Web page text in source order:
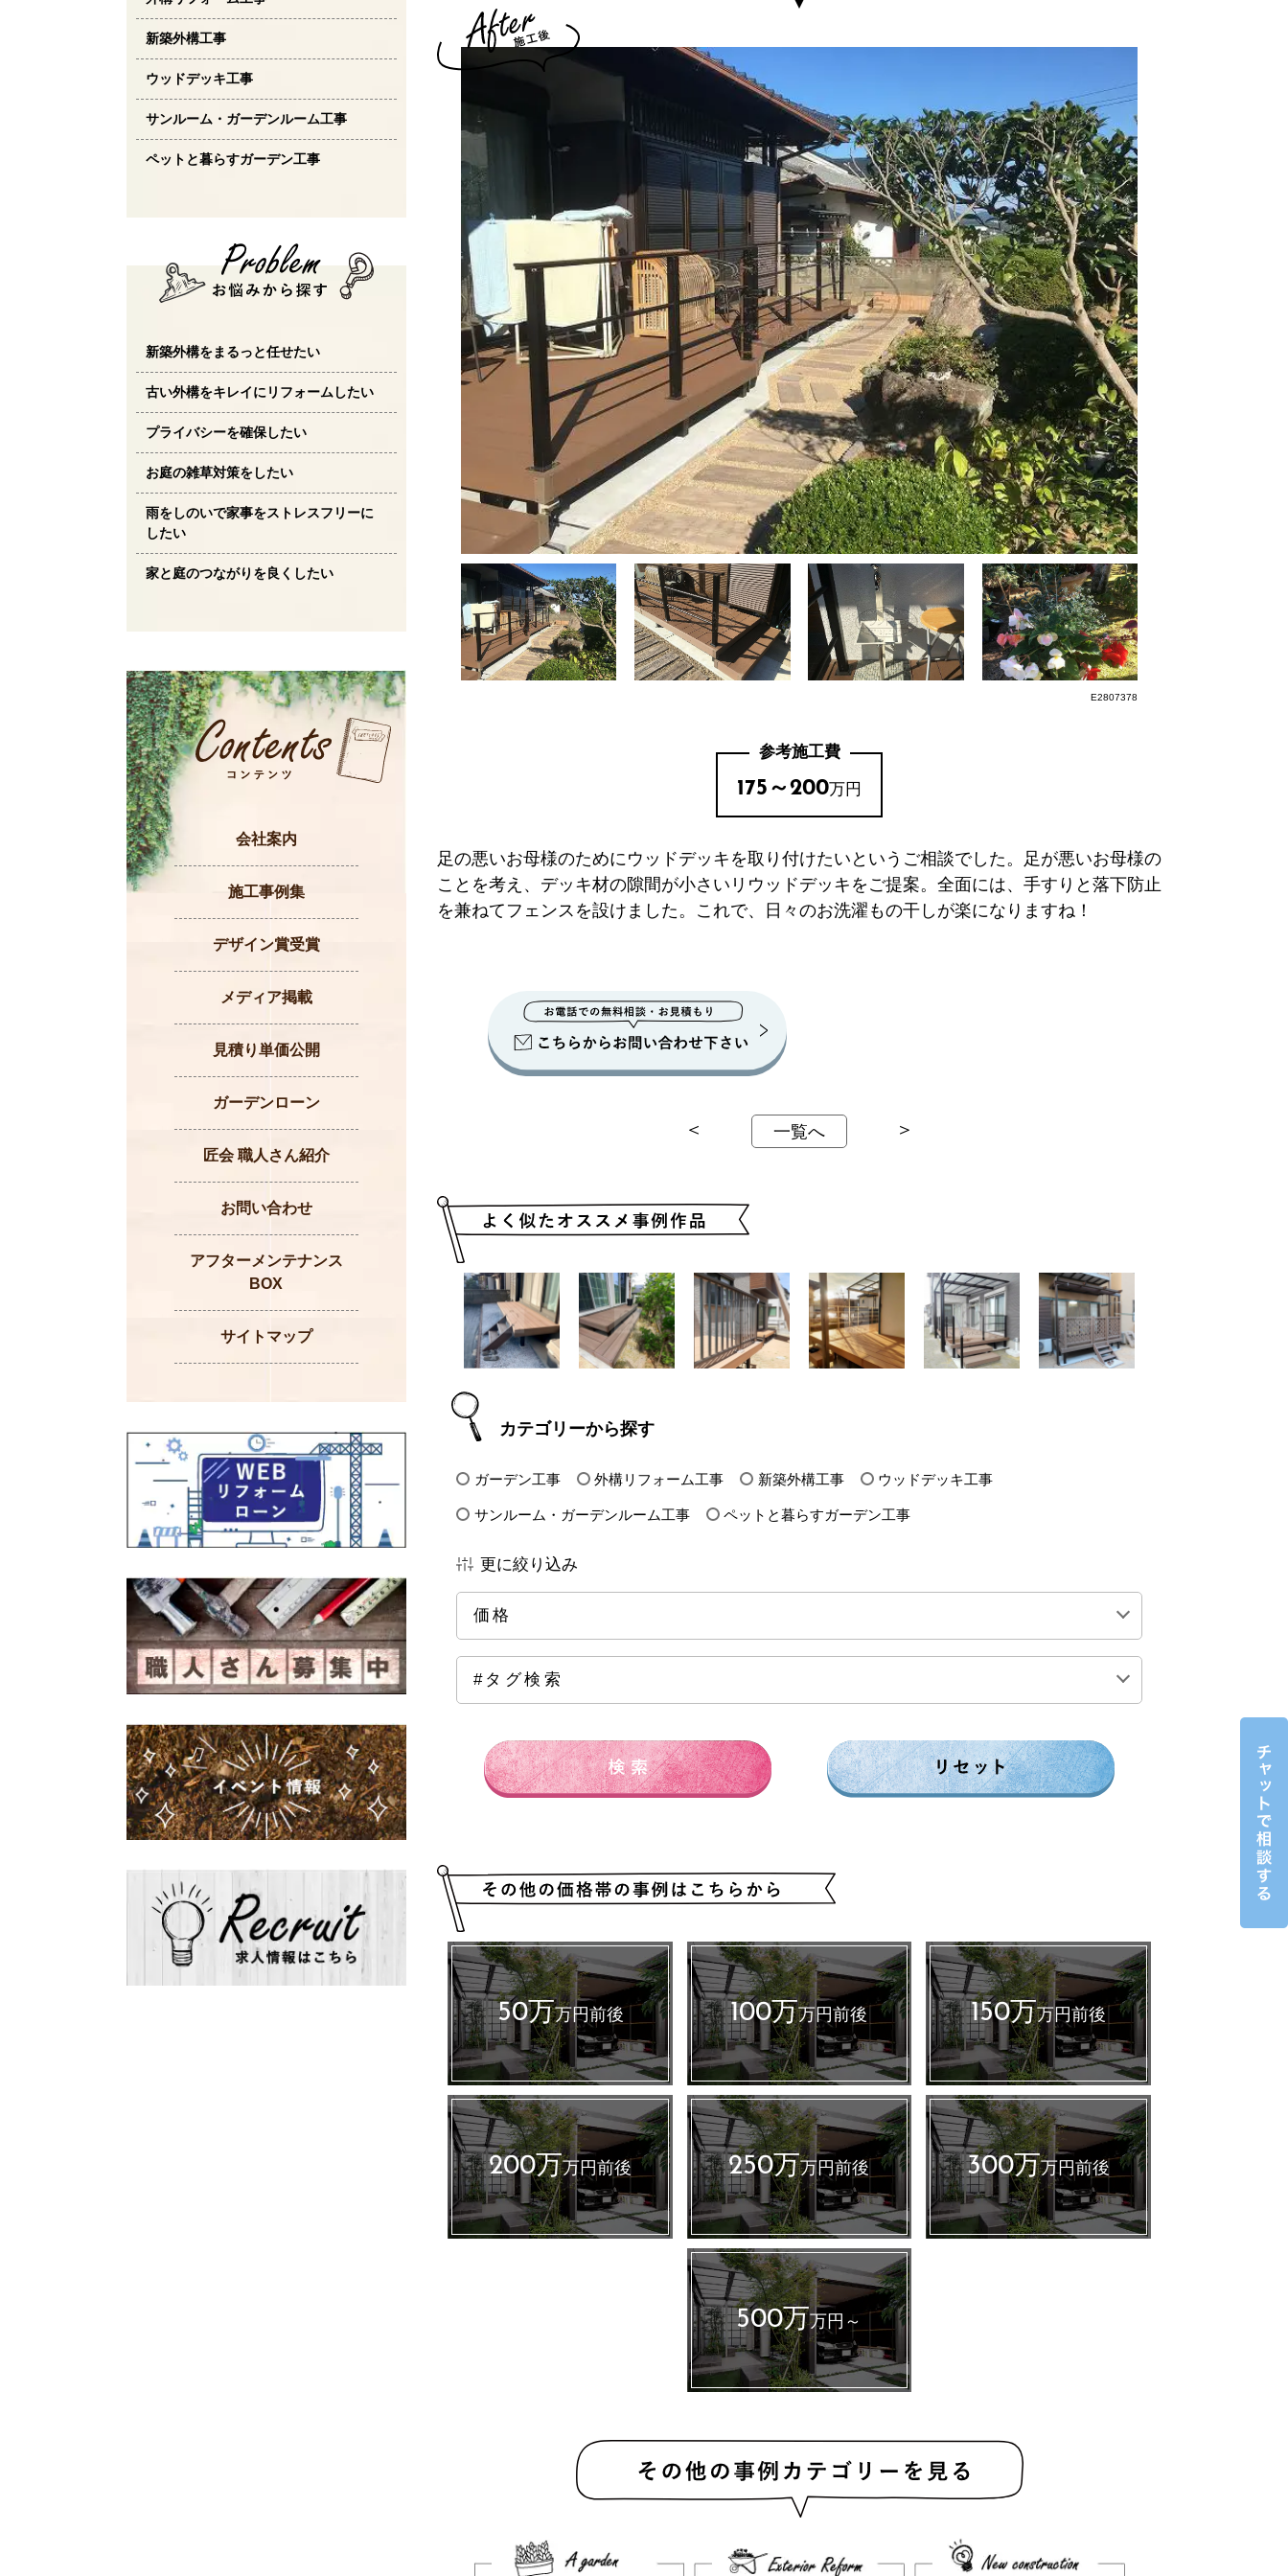
E2807378
参考施工費
175～200万円
足の悪いお母様のためにウッドデッキを取り付けたいというご相談でした。足が悪いお母様の
ことを考え、デッキ材の隙間が小さいリウッドデッキをご提案。全面には、手すりと落下防止
を兼ねてフェンスを設けました。これで、日々のお洗濯もの干しが楽になりますね！
＜ 一覧へ ＞
カテゴリーから探す
ガーデン工事 外構リフォーム工事 新築外構工事 ウッドデッキ工事
サンルーム・ガーデンルーム工事 ペットと暮らすガーデン工事
更に絞り込み
価格
全ての価格帯
250万円前後 300万円前後 500万円～
#タグ検索
50万万円前後 100万万円前後 150万万円前後
200万万円前後 250万万円前後 300万万円前後
500万万円～
新築外構工事
ウッドデッキ工事
サンルーム・ガーデンルーム工事
ペットと暮らすガーデン工事
新築外構をまるっと任せたい
古い外構をキレイにリフォームしたい
プライバシーを確保したい
お庭の雑草対策をしたい
雨をしのいで家事をストレスフリーに
したい
家と庭のつながりを良くしたい
会社案内
施工事例集
デザイン賞受賞
メディア掲載
見積り単価公開
ガーデンローン
匠会 職人さん紹介
お問い合わせ
アフターメンテナンス
BOX
サイトマップ